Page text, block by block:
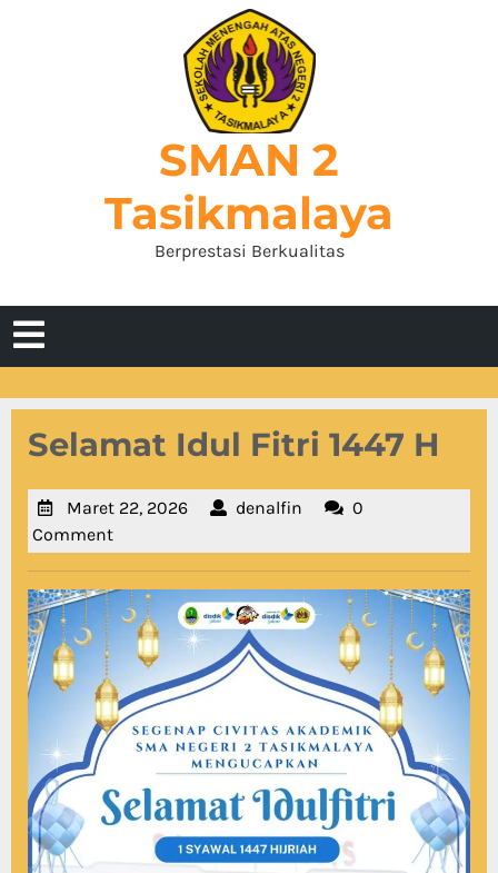
SMAN 2
Tasikmalaya
Berprestasi Berkualitas
Open
Menu
Selamat Idul Fitri 1447 H
Maret 22, 2026Maret
2026
denalfin denalfin
0
Comment